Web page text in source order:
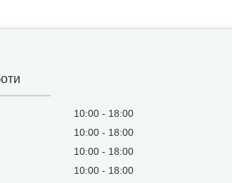
10:00
18:00
10:00
18:00
10:00
18:00
10:00
18:00